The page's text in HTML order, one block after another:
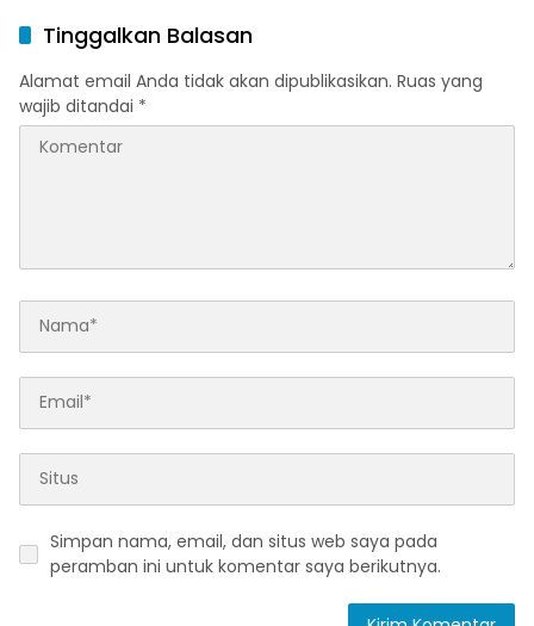
Tinggalkan Balasan
Alamat email Anda tidak akan dipublikasikan. Ruas yang
wajib ditandai *
Simpan nama, email, dan situs web saya pada
peramban ini untuk komentar saya berikutnya.